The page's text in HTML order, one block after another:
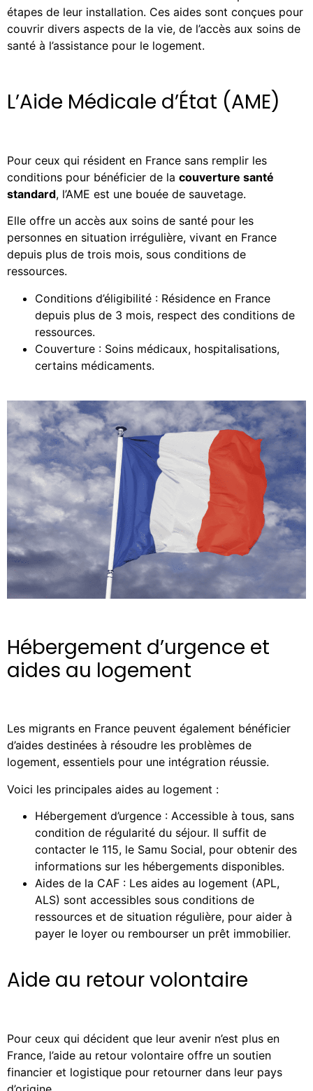
étapes de leur installation. Ces aides sont conçues pour
couvrir divers aspects de la vie, de l’accès aux soins de
santé à l’assistance pour le logement.
L’Aide Médicale d’État (AME)
Pour ceux qui résident en France sans remplir les
conditions pour bénéficier de la couverture santé
standard, l’AME est une bouée de sauvetage.
Elle offre un accès aux soins de santé pour les
personnes en situation irrégulière, vivant en France
depuis plus de trois mois, sous conditions de
ressources.
Conditions d’éligibilité : Résidence en France
depuis plus de 3 mois, respect des conditions de
ressources.
Couverture : Soins médicaux, hospitalisations,
certains médicaments.
Hébergement d’urgence et
aides au logement
Les migrants en France peuvent également bénéficier
d’aides destinées à résoudre les problèmes de
logement, essentiels pour une intégration réussie.
Voici les principales aides au logement :
Hébergement d’urgence : Accessible à tous, sans
condition de régularité du séjour. Il suffit de
contacter le 115, le Samu Social, pour obtenir des
informations sur les hébergements disponibles.
Aides de la CAF : Les aides au logement (APL,
ALS) sont accessibles sous conditions de
ressources et de situation régulière, pour aider à
payer le loyer ou rembourser un prêt immobilier.
Aide au retour volontaire
Pour ceux qui décident que leur avenir n’est plus en
France, l’aide au retour volontaire offre un soutien
financier et logistique pour retourner dans leur pays